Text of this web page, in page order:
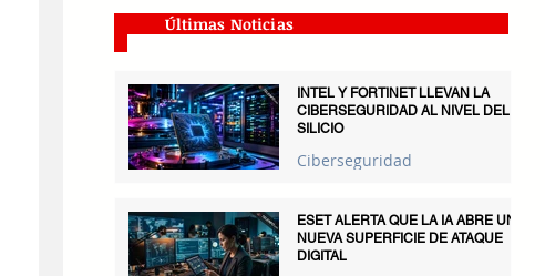
Últimas Noticias
INTEL Y FORTINET LLEVAN LA
CIBERSEGURIDAD AL NIVEL DEL
SILICIO
Ciberseguridad
ESET ALERTA QUE LA IA ABRE UNA
NUEVA SUPERFICIE DE ATAQUE
DIGITAL